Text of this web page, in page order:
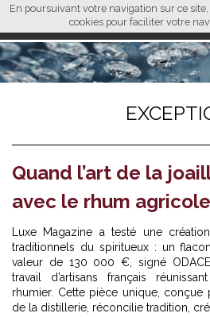
En poursuivant votre navigation sur ce
cookies pour faciliter votre
L M
Quand l’art de la
avec le rhum agricole
Luxe Magazine a testé une
traditionnels du spiritueux : un
valeur de 130 000 €, signé
travail d’artisans français
rhumier. Cette pièce unique,
de la distillerie, réconcilie tradition,